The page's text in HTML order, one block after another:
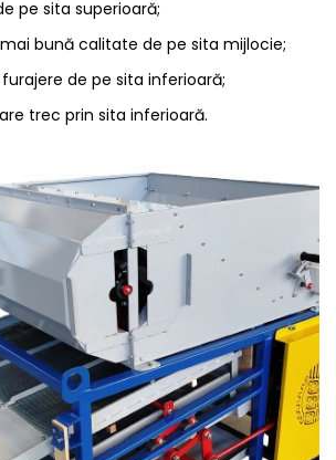
pe sita superioară;
bună calitate de pe sita mijlocie;
de pe sita inferioară;
trec prin sita inferioară.